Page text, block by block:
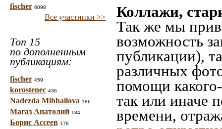
fischer 6098
Все участники >>
Топ 15
по дополненным
публикациям:
fischer 459
korostenec 436
Nadezda Mihhailova 186
Магаз Анатолий 184
Борис Ассеев 178
Коллажи,
Так же мы
возможность
публикации),
различных
помощи
так или иначе
времени,